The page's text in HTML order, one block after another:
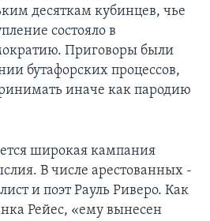
десяткам кубинцев, чье
состояло в
Приговоры были
бутафорских процессов,
иначе как пародию
широкая кампания
В числе арестованных -
и поэт Рауль Риверо. Как
Рейес, «ему вынесен